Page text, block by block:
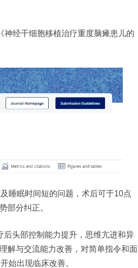
神经干细胞移植治疗重度脑瘫患儿的
睡眠时间短的问题，术后可于10点
部分纠正。
头部控制能力提升，思维亢进和异
解与交流能力改善，对简单指令和面
始出现临床改善。